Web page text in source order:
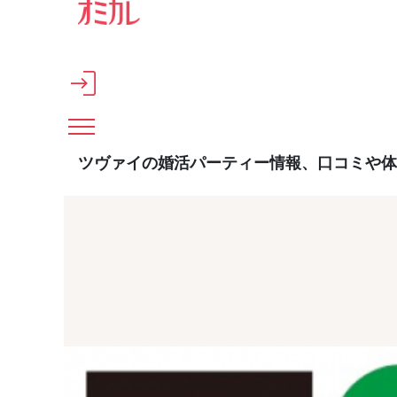
メインコンテンツへスキップ
ツヴァイの婚活パーティー情報、口コミや